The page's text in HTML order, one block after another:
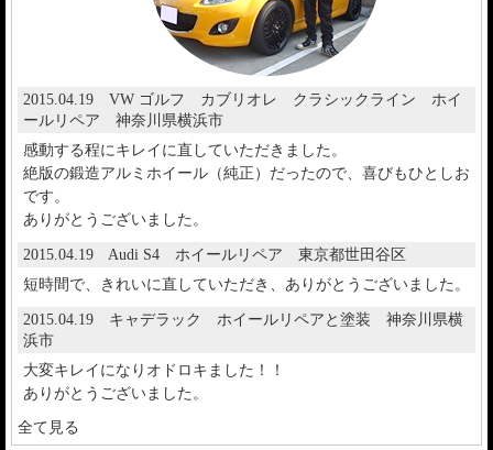
2015.04.19 VW ゴルフ カブリオレ クラシックライン ホイ
ールリペア 神奈川県横浜市
感動する程にキレイに直していただきました。
絶版の鍛造アルミホイール（純正）だったので、喜びもひとしお
です。
ありがとうございました。
2015.04.19 Audi S4 ホイールリペア 東京都世田谷区
短時間で、きれいに直していただき、ありがとうございました。
2015.04.19 キャデラック ホイールリペアと塗装 神奈川県横
浜市
大変キレイになりオドロキました！！
ありがとうございました。
全て見る